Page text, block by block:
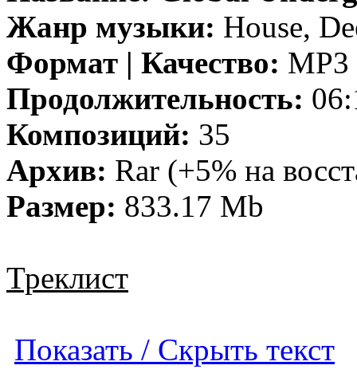
Жанр музыки: House,
Формат | Качество: MP3
Продолжительность:
Композиций: 35
Архив: Rar (+5% на
Размер: 833.17 Mb
Треклист
Показать / Скрыть текст